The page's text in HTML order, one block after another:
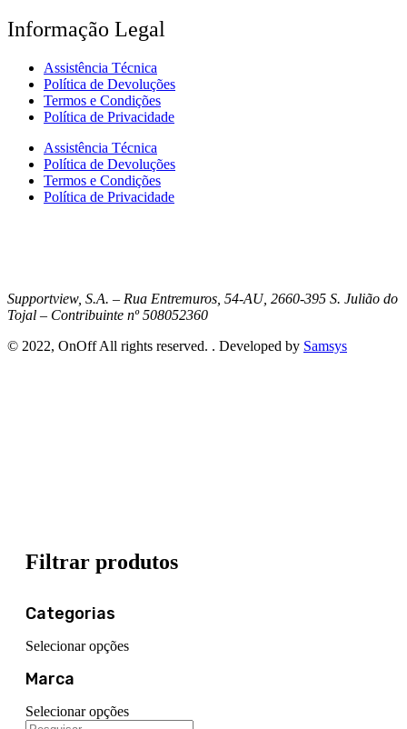
Informação Legal
Assistência Técnica
Política de Devoluções
Termos e Condições
Política de Privacidade
Assistência Técnica
Política de Devoluções
Termos e Condições
Política de Privacidade
Supportview, S.A. – Rua Entremuros, 54-AU, 2660-395 S. Julião do
Tojal – Contribuinte nº 508052360
© 2022, OnOff All rights reserved. . Developed by Samsys
Filtrar produtos
Categorias
Selecionar opções
Marca
Selecionar opções